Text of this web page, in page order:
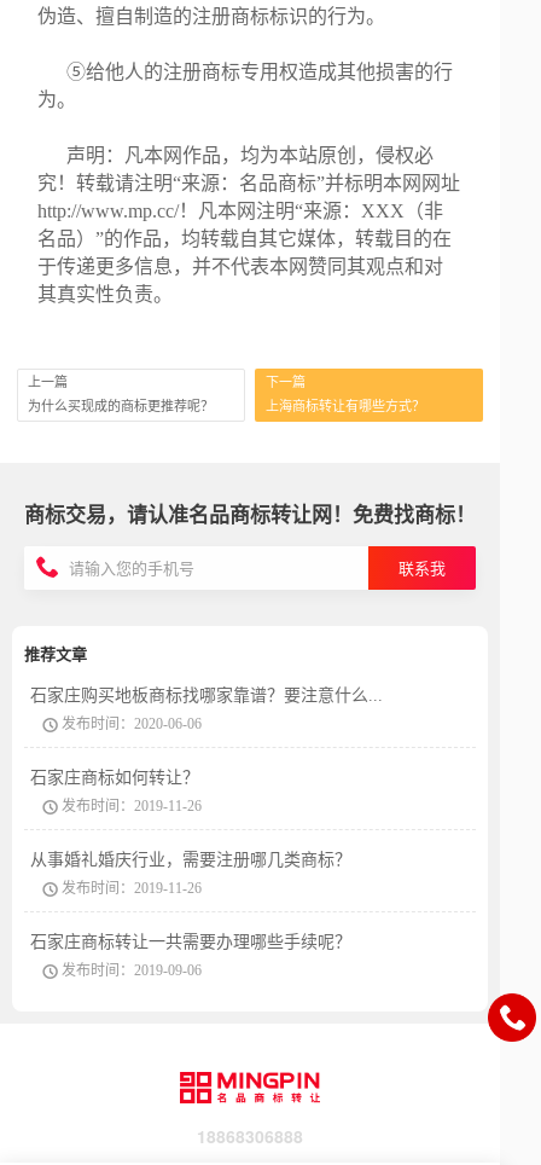
伪造、擅自制造的注册商标标识的行为。
⑤给他人的注册商标专用权造成其他损害的行
为。
声明：凡本网作品，均为本站原创，侵权必
究！转载请注明“来源：名品商标”并标明本网网址
http://www.mp.cc/！凡本网注明“来源：XXX（非
名品）”的作品，均转载自其它媒体，转载目的在
于传递更多信息，并不代表本网赞同其观点和对
其真实性负责。
上一篇
为什么买现成的商标更推荐呢？
下一篇
上海商标转让有哪些方式？
商标交易，请认准名品商标转让网！免费找商标！
联系我
推荐文章
石家庄购买地板商标找哪家靠谱？要注意什么...
发布时间：2020-06-06
石家庄商标如何转让？
发布时间：2019-11-26
从事婚礼婚庆行业，需要注册哪几类商标？
发布时间：2019-11-26
石家庄商标转让一共需要办理哪些手续呢？
发布时间：2019-09-06
18868306888